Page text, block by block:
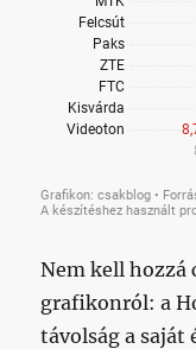
Nem kell hozzá
grafikonról: a
távolság a saját